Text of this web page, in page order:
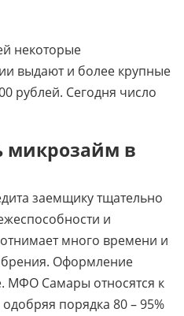
некоторые
выдают и более крупные
рублей. Сегодня число
микрозайм в
заемщику тщательно
и
много времени и
Оформление
МФО Самары относятся к
порядка 80 – 95%